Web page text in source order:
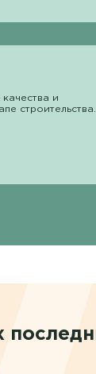
и
строительства.